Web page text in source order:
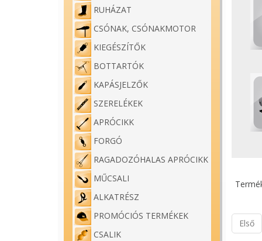
RUHÁZAT
CSÓNAK, CSÓNAKMOTOR
KIEGÉSZÍTŐK
BOTTARTÓK
KAPÁSJELZŐK
SZERELÉKEK
APRÓCIKK
FORGÓ
RAGADOZÓHALAS APRÓCIKK
MŰCSALI
ALKATRÉSZ
PROMÓCIÓS TERMÉKEK
CSALIK
Első